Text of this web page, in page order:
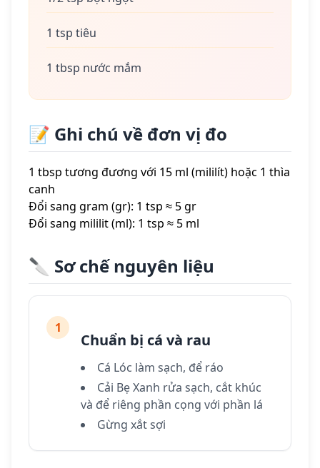
1 tsp tiêu
1 tbsp nước mắm
📝 Ghi chú về đơn vị đo
1 tbsp tương đương với 15 ml (mililít) hoặc 1 thìa
canh
Đổi sang gram (gr): 1 tsp ≈ 5 gr
Đổi sang mililit (ml): 1 tsp ≈ 5 ml
🔪 Sơ chế nguyên liệu
1
Chuẩn bị cá và rau
Cá Lóc làm sạch, để ráo
Cải Bẹ Xanh rửa sạch, cắt khúc
và để riêng phần cọng với phần lá
Gừng xắt sợi